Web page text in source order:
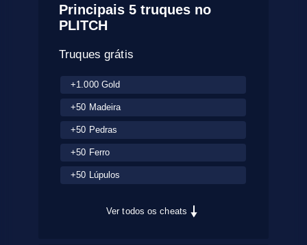
Principais 5 truques no
PLITCH
Truques grátis
+1.000 Gold
+50 Madeira
+50 Pedras
+50 Ferro
+50 Lúpulos
Ver todos os cheats